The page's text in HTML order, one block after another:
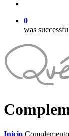
0
was
Inicio